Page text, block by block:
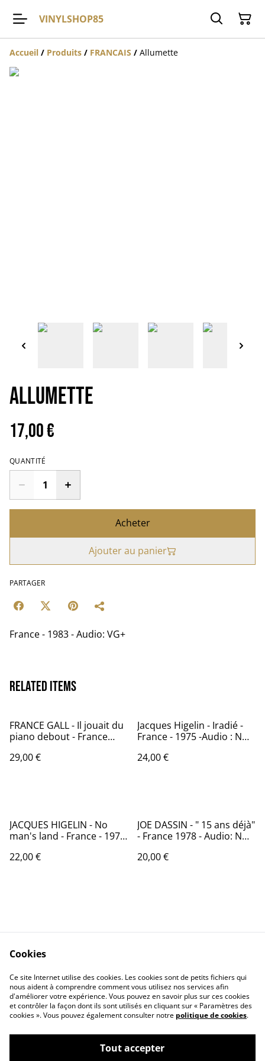
VINYLSHOP85
Accueil / Produits / FRANCAIS / Allumette
Allumette
17,00 €
QUANTITÉ
Acheter
Ajouter au panier
PARTAGER
France - 1983 - Audio: VG+
Related items
FRANCE GALL - Il jouait du
piano debout - France
ATLANTIC 50 707
29,00 €
Jacques Higelin - Iradié -
France - 1975 -Audio : NM -
24,00 €
JACQUES HIGELIN - No
man's land - France - 1978
MARCONI 2C068 - 14.554
22,00 €
JOE DASSIN - " 15 ans déjà"
- France 1978 - Audio: NM -
20,00 €
Politique de
confidentialité
Politique de cookies
Calendrier:
Brocantes,Bourse...
Cookies
Ce site Internet utilise des cookies. Les cookies sont de petits fichiers qui
nous aident à comprendre comment vous utilisez nos services afin
d'améliorer votre expérience. Vous pouvez en savoir plus sur ces cookies
et contrôler la façon dont ils sont utilisés en cliquant sur « Paramètres des
cookies ». Vous pouvez également consulter notre politique de cookies.
Tout accepter